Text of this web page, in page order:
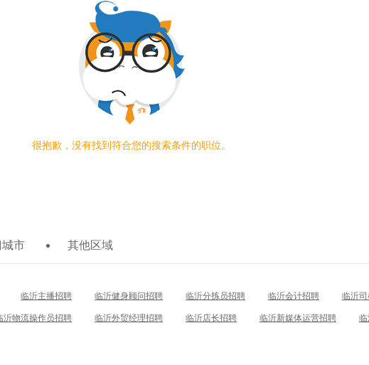
很抱歉，没有找到符合您的搜索条件的职位。
市 其他区域
临沂主播招聘 临沂健身顾问招聘 临沂分拣员招聘 临沂会计招聘 临沂
沂物流操作员招聘 临沂外贸经理招聘 临沂店长招聘 临沂新媒体运营招聘